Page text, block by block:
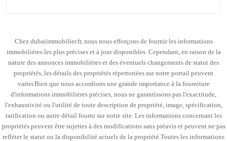
Chez dubaiimmobilier.fr, nous nous efforçons de fournir les informations
immobilières les plus précises et à jour disponibles. Cependant, en raison de la
nature des annonces immobilières et des éventuels changements de statut des
propriétés, les détails des propriétés répertoriées sur notre portail peuvent
varier.Bien que nous accordions une grande importance à la fourniture
d'informations immobilières précises, nous ne garantissons pas l'exactitude,
l'exhaustivité ou l'utilité de toute description de propriété, image, spécification,
tarification ou autre détail fourni sur notre site. Les informations concernant les
propriétés peuvent être sujettes à des modifications sans préavis et peuvent ne pas
refléter le statut ou la disponibilité actuels de la propriété.Toutes les informations